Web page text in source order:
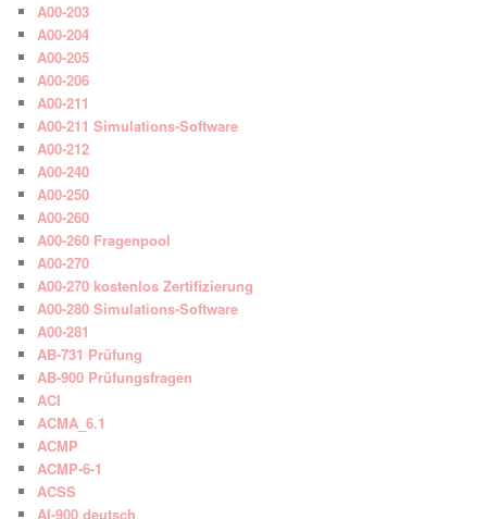
A00-203
A00-204
A00-205
A00-206
A00-211
A00-211 Simulations-Software
A00-212
A00-240
A00-250
A00-260
A00-260 Fragenpool
A00-270
A00-270 kostenlos Zertifizierung
A00-280 Simulations-Software
A00-281
AB-731 Prüfung
AB-900 Prüfungsfragen
ACI
ACMA_6.1
ACMP
ACMP-6-1
ACSS
AI-900 deutsch